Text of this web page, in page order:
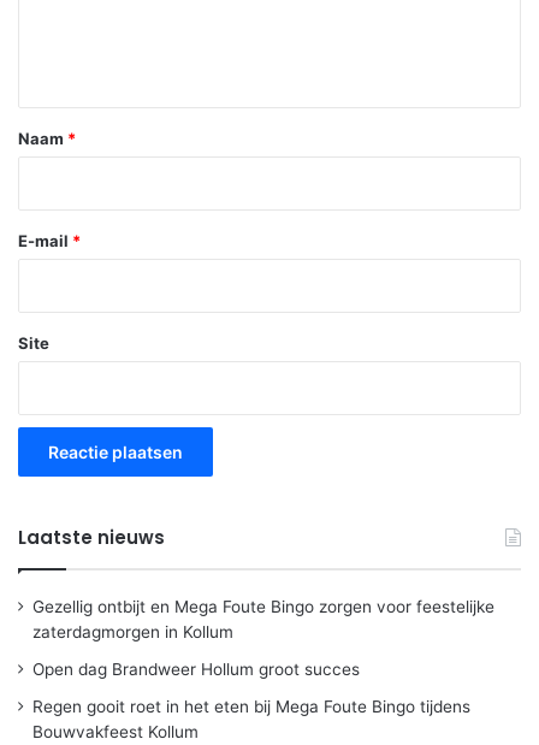
*
Naam *
E-mail *
Site
Laatste nieuws
Gezellig ontbijt en Mega Foute Bingo zorgen voor feestelijke
zaterdagmorgen in Kollum
Open dag Brandweer Hollum groot succes
Regen gooit roet in het eten bij Mega Foute Bingo tijdens
Bouwvakfeest Kollum